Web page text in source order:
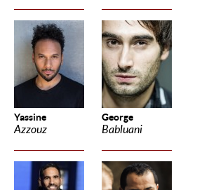
Yassine
Azzouz
George
Babluani